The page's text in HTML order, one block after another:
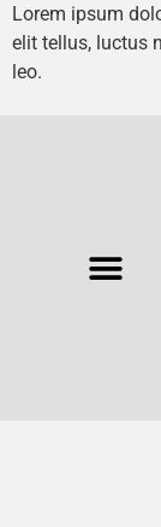
Lorem ipsum
elit tellus, luctus
leo.